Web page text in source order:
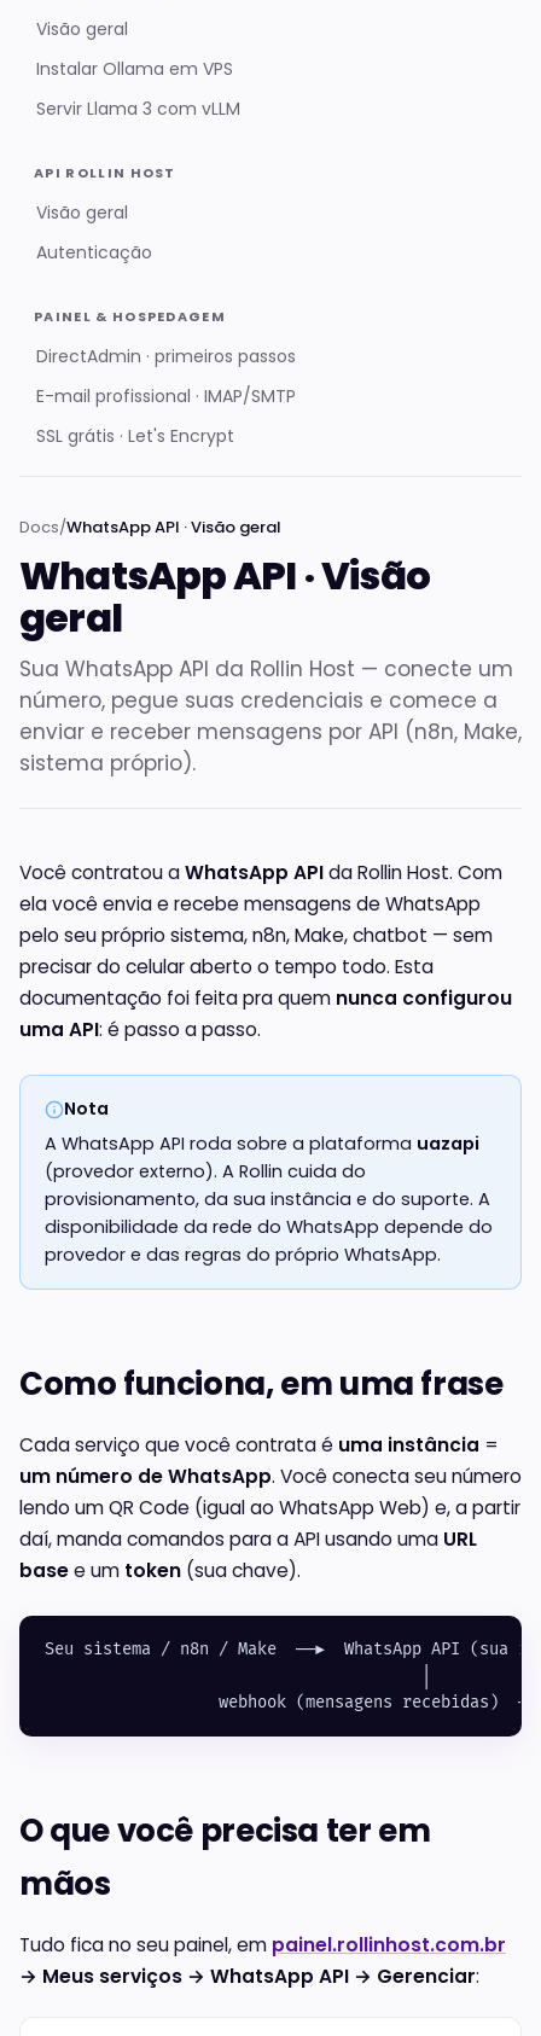
Visão geral
Instalar Ollama em VPS
Servir Llama 3 com vLLM
API ROLLIN HOST
Visão geral
Autenticação
PAINEL & HOSPEDAGEM
DirectAdmin · primeiros passos
E-mail profissional · IMAP/SMTP
SSL grátis · Let's Encrypt
Docs/WhatsApp API · Visão geral
WhatsApp API · Visão
geral
Sua WhatsApp API da Rollin Host — conecte um
número, pegue suas credenciais e comece a
enviar e receber mensagens por API (n8n, Make,
sistema próprio).
Você contratou aWhatsApp APIda Rollin Host. Com
ela você envia e recebe mensagens de WhatsApp
pelo seu próprio sistema, n8n, Make, chatbot — sem
precisar do celular aberto o tempo todo. Esta
documentação foi feita pra quem nunca configurou
uma API: é passo a passo.
Nota
A WhatsApp API roda sobre a plataforma uazapi
(provedor externo). A Rollin cuida do
provisionamento, da sua instância e do suporte. A
disponibilidade da rede do WhatsApp depende do
provedor e das regras do próprio WhatsApp.
Como funciona, em uma frase
Cada serviço que você contrata é uma instância =
um número de WhatsApp. Você conecta seu número
lendo um QR Code (igual ao WhatsApp Web) e, a partir
daí, manda comandos para a API usando uma URL
basee um token (sua chave).
Seu sistema / n8n / Make  ──▶  WhatsApp API (sua
webhook (mensagens recebidas)
O que você precisa ter em
mãos
Tudo fica no seu painel, em painel.rollinhost.com.br
→ Meus serviços → WhatsApp API → Gerenciar: